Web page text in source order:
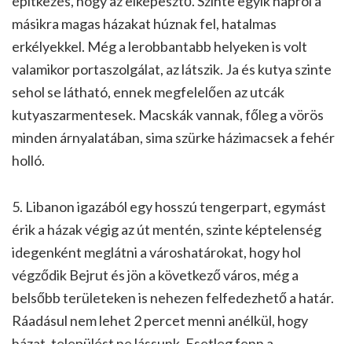
másikra magas házakat húznak fel, hatalmas
erkélyekkel. Még a lerobbantabb helyeken is volt
valamikor portaszolgálat, az látszik. Ja és kutya szinte
sehol se látható, ennek megfelelően az utcák
kutyaszarmentesek. Macskák vannak, főleg a vörös
minden árnyalatában, sima szürke házimacsek a fehér
holló.
5. Libanon igazából egy hosszú tengerpart, egymást
érik a házak végig az út mentén, szinte képtelenség
idegenként meglátni a városhatárokat, hogy hol
végződik Bejrut és jön a következő város, még a
belsőbb területeken is nehezen felfedezhető a határ.
Ráadásul nem lehet 2 percet menni anélkül, hogy